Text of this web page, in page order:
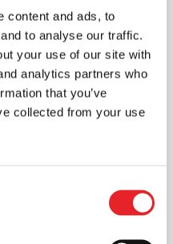
content and ads, to
to analyse our traffic.
your use of our site with
analytics partners who
that you’ve
collected from your use
- vienas iš
reklamuojama
vartotojus. Ji